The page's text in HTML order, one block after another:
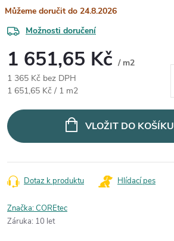
24.8.2026
Možnosti doručení
1 651,65 Kč / m2
1 365 Kč bez DPH
Měrná cena:
1 651,65 Kč / 1 m2
VLOŽIT DO KOŠÍKU
Dotaz k produktu Hlídací pes
Značka:COREtec
Záruka: 10 let